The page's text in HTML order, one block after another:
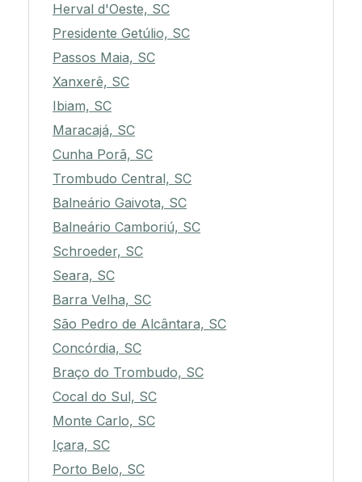
Herval d'Oeste, SC
Presidente Getúlio, SC
Passos Maia, SC
Xanxerê, SC
Ibiam, SC
Maracajá, SC
Cunha Porã, SC
Trombudo Central, SC
Balneário Gaivota, SC
Balneário Camboriú, SC
Schroeder, SC
Seara, SC
Barra Velha, SC
São Pedro de Alcântara, SC
Concórdia, SC
Braço do Trombudo, SC
Cocal do Sul, SC
Monte Carlo, SC
Içara, SC
Porto Belo, SC